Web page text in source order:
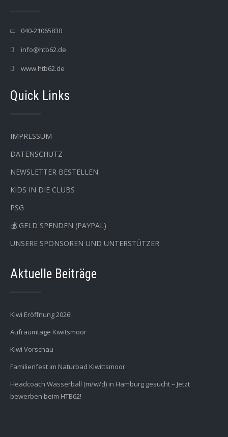
040-21065830
info@htb62.de
www.htb62.de
Quick Links
IMPRESSUM
DATENSCHUTZ
NEWSLETTER BESTELLEN
KIDS IN DIE CLUBS
PSG
💰 GELD SPENDEN (PAYPAL)
UNSERE SPONSOREN UND UNTERSTÜTZER
Aktuelle Beiträge
Kiwi Eröffnung 2026!
Aufräumtage Kiwitsmoor
Kiwi Vorschau
Familienfest im Naturbad Kiwittsmoor
Headcoach Wasserball (m/w/d) in Hamburg gesucht – Jetzt
bewerben beim HTB62!